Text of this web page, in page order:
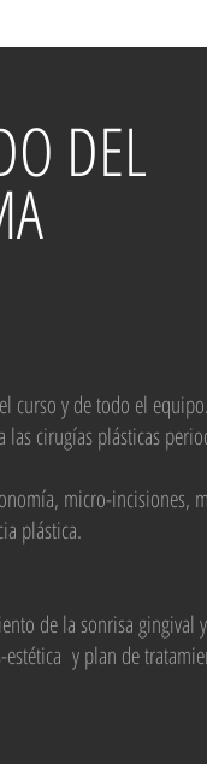
DEL
curso y de todo el
las cirugías plásticas
micro-incisiones,
plástica.
de la sonrisa
y plan de